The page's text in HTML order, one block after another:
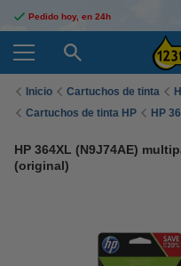
Pedido hoy, en 24h
Inicio Cartuchos de tinta
Cartuchos de tinta HP
HP
HP 364XL (N9J74AE)
(original)